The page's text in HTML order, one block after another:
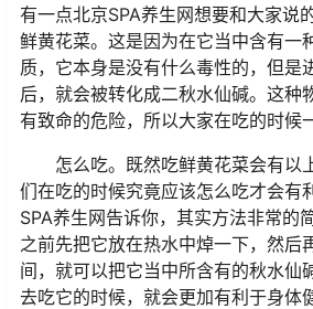
有一点北京SPA养生网想要和大家说
鲜黄花菜。这是因为在它当中含有一
质，它本身是没有什么毒性的，但是
后，就会被转化成二秋水仙碱。这种
有致命的危险，所以大家在吃的时候
怎么吃。既然吃鲜黄花菜会有以
们在吃的时候究竟应该怎么吃才会有
SPA养生网告诉你，其实方法非常的
之前先把它放在热水中焯一下，然后
间，就可以把它当中所含有的秋水仙
去吃它的时候，就会更加有利于身体